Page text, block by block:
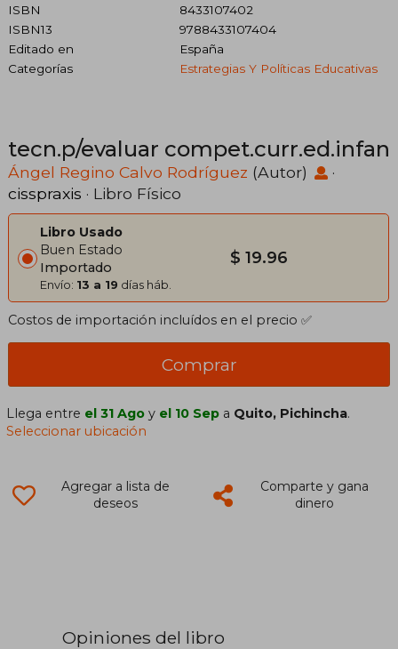
ISBN
8433107402
ISBN13
9788433107404
Editado en
España
Categorías
Estrategias Y Políticas Educativas
tecn.p/evaluar compet.curr.ed.infan
Ángel Regino Calvo Rodríguez (Autor)
·
cisspraxis · Libro Físico
Libro Usado
Buen Estado
Importado
Envío: 13 a 19 días háb.
$ 19.96
Costos de importación incluídos en el precio ✅
Comprar
Llega entre el 31 Ago y el 10 Sep a Quito, Pichincha.
Seleccionar ubicación
Agregar a lista de
deseos
Comparte y gana
dinero
Opiniones del libro